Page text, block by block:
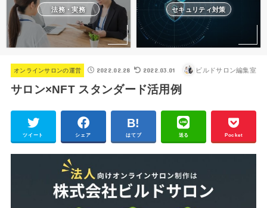
法務・実務 セキュリティ対策
オンラインサロンの運営 2022.02.28 2022.03.01 ビルドサロン編集室
サロン×NFT スタンダード活用例
ツイート シェア はてブ 送る Pocket